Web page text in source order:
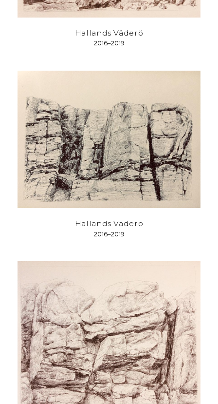
Hallands Väderö
2016–2019
Hallands Väderö
2016–2019